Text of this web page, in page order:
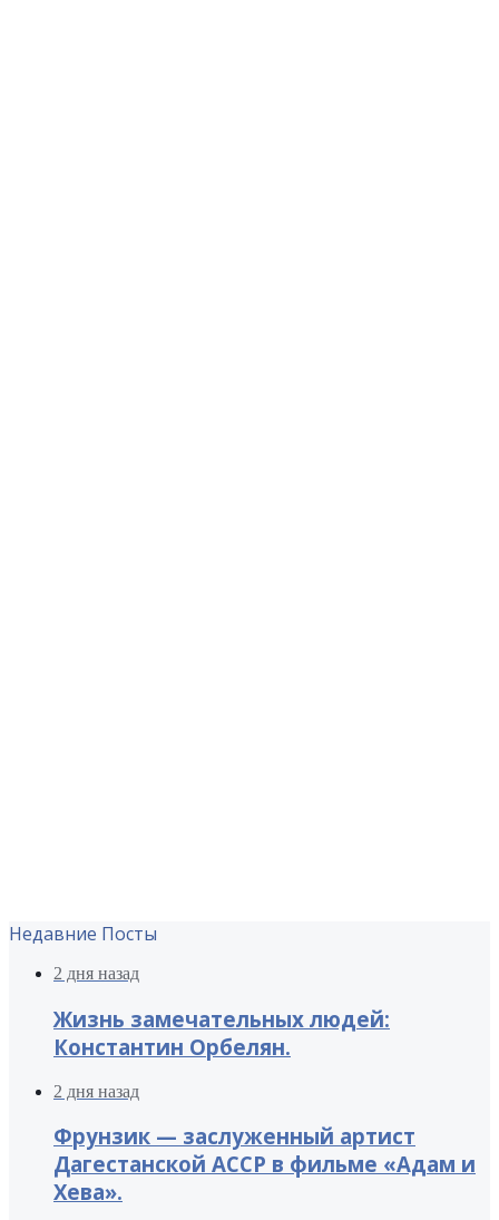
Недавние Посты
2 дня назад
Жизнь замечательных людей:
Константин Орбелян.
2 дня назад
Фрунзик — заслуженный артист
Дагестанской АССР в фильме «Адам и
Хева».